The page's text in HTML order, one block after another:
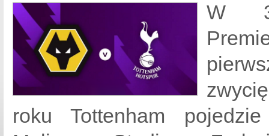
W
roku Tottenham